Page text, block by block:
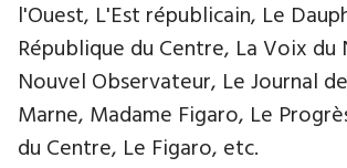
l'Ouest, L'Est républicain, Le
République du Centre, La Voix du
Nouvel Observateur, Le Journal
Marne, Madame Figaro, Le
du Centre, Le Figaro, etc.